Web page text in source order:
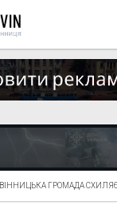
ВІННИЦЬКА ГРОМАДА